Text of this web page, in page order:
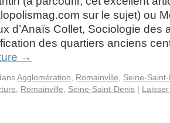
sur le sujet) ou
d’Anaïs Collet, Sociologie des
des quartiers anciens
→
Agglomération Romainville
Seine-
Romainville Seine-Saint-Denis |